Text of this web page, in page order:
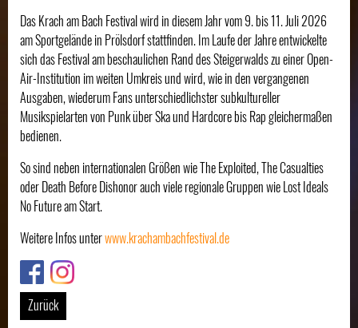
Das Krach am Bach Festival wird in diesem Jahr vom 9. bis 11. Juli 2026
am Sportgelände in Prölsdorf stattfinden. Im Laufe der Jahre entwickelte
sich das Festival am beschaulichen Rand des Steigerwalds zu einer Open-
Air-Institution im weiten Umkreis und wird, wie in den vergangenen
Ausgaben, wiederum Fans unterschiedlichster subkultureller
Musikspielarten von Punk über Ska und Hardcore bis Rap gleichermaßen
bedienen.
So sind neben internationalen Größen wie The Exploited, The Casualties
oder Death Before Dishonor auch viele regionale Gruppen wie Lost Ideals
No Future am Start.
Weitere Infos unterwww.krachambachfestival.de
Link
Link
Zurück